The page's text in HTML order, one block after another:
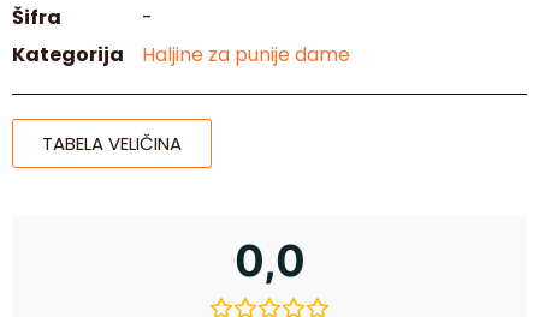
Šifra
-
Kategorija
Haljine za punije dame
TABELA VELIČINA
0,0